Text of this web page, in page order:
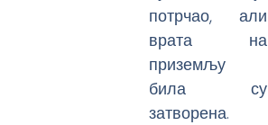
потрчао, али
врата на
приземљу
била су
затворена.